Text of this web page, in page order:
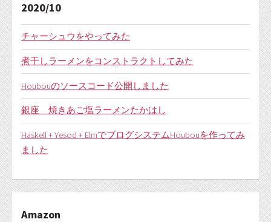
2020/10
チャーシュウをやってみた
煮干しラーメンをコンストラクトしてみた
Houbouのソースコード公開しました
銀座 焼きあご塩ラーメンたかはし
Haskell + Yesod + ElmでブログシステムHoubouを作ってみ
ました
Amazon